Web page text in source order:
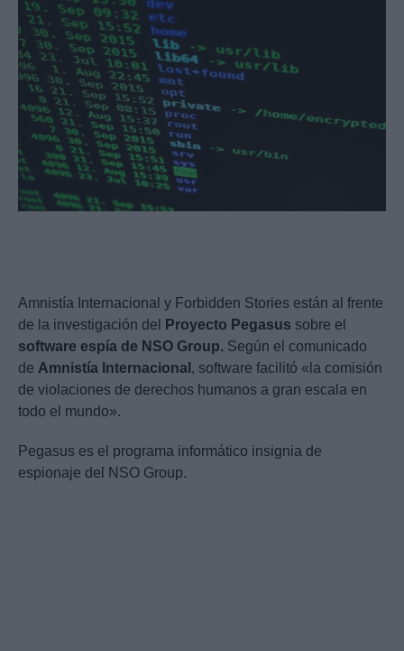
Amnistía Internacional y Forbidden Stories están al frente
de la investigación del
Proyecto Pegasus sobre el
software espía de NSO Group. Según el comunicado
de Amnistía Internacional , software facilitó «la comisión
de violaciones de derechos humanos a gran escala en
todo el mundo».
Pegasus es el programa informático insignia de
espionaje del NSO Group.